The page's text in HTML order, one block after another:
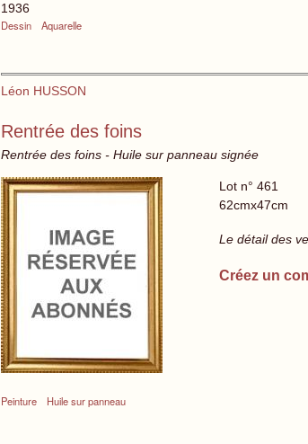
1936
Dessin
Aquarelle
Léon HUSSON
Rentrée des foins
Rentrée des foins - Huile sur panneau signée
Peinture Huile sur panneau
Lot n° 461
62cmx47cm
Le détail des
Créez un